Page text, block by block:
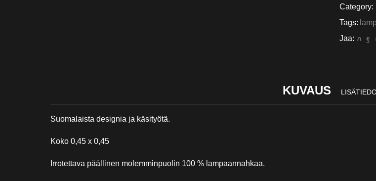
Category:
Tags:
Jaa:
KUVAUS
Suomalaista designia ja käsityötä.
Koko 0,45 x 0,45
Irrotettava päällinen molemminpuolin 100 % lampaannahkaa.